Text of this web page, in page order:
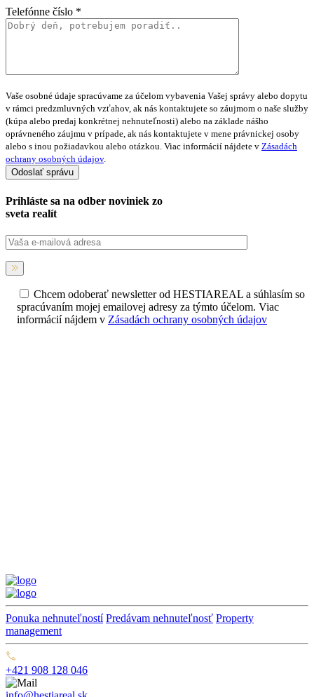
Telefónne číslo *
Vaše osobné údaje spracúvame za účelom vybavenia Vašej správy alebo dopytu
v rámci predzmluvných vzťahov, ak nás kontaktujete so záujmom o naše služby
(kúpa alebo predaj konkrétnej nehnuteľnosti) alebo na základe nášho
oprávneného záujmu v prípade, ak nás kontaktujete v mene právnickej osoby
alebo s inou požiadavkou alebo otázkou. Viac informácií nájdete v Zásadách
ochrany osobných údajov.
Prihláste sa na odber noviniek zo
sveta realít
Chcem odoberať newsletter od HESTIAREAL a súhlasím so
spracúvaním mojej emailovej adresy za týmto účelom. Viac
informácií nájdem v Zásadách ochrany osobných údajov
Ponuka nehnuteľností Predávam nehnuteľnosť Property
management
+421 908 128 046